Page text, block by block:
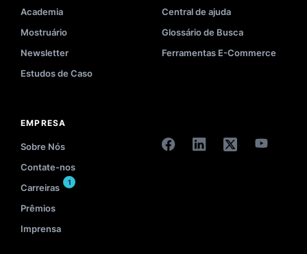
Academia
Central de ajuda
Mostruário
Glossário de Busca
Newsletter
Ferramentas E-Commerce
Estudos de Caso
EMPRESA
Sobre Nós
Contate-nos
Carreiras
1
Prêmios
Imprensa